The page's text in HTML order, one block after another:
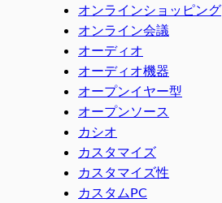
オンラインショッピング
オンライン会議
オーディオ
オーディオ機器
オープンイヤー型
オープンソース
カシオ
カスタマイズ
カスタマイズ性
カスタムPC